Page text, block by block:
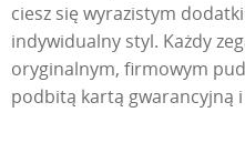
ciesz się wyrazistym
indywidualny styl. Każdy
oryginalnym, firmowym
podbitą kartą gwarancyjną